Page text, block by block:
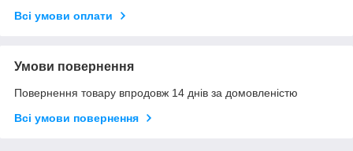
Всі умови оплати
Умови повернення
Повернення товару впродовж 14 днів за домовленістю
Всі умови повернення